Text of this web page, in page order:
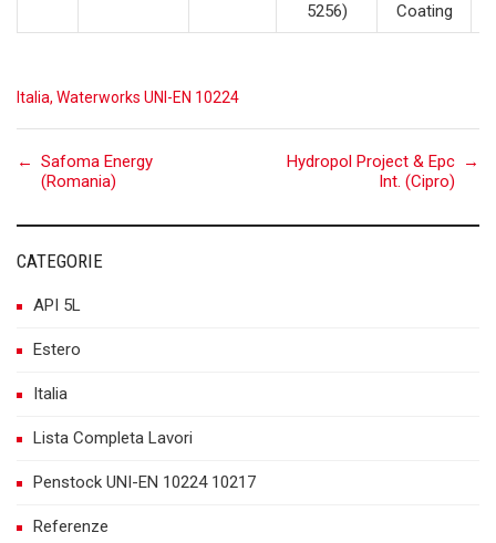
5256)
Coating
Italia, Waterworks UNI-EN 10224
Post
navigation
← Safoma Energy
(Romania)
Hydropol Project & Epc
Int. (Cipro)
→
CATEGORIE
API 5L
Estero
Italia
Lista Completa Lavori
Penstock UNI-EN 10224 10217
Referenze